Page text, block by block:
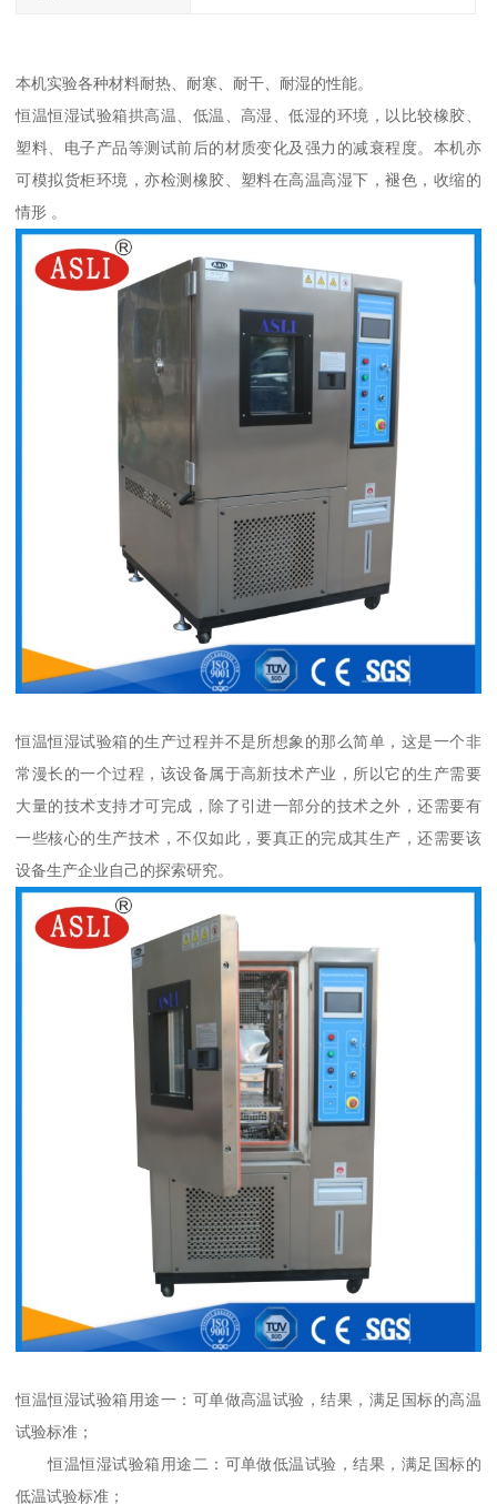
本机实验各种材料耐热、耐寒、耐干、耐湿的性能。
恒温恒湿试验箱拱高温、低温、高湿、低湿的环境，以比较橡胶、
塑料、电子产品等测试前后的材质变化及强力的减衰程度。本机亦
可模拟货柜环境，亦检测橡胶、塑料在高温高湿下，褪色，收缩的
情形 。
恒温恒湿试验箱的生产过程并不是所想象的那么简单，这是一个非
常漫长的一个过程，该设备属于高新技术产业，所以它的生产需要
大量的技术支持才可完成，除了引进一部分的技术之外，还需要有
一些核心的生产技术，不仅如此，要真正的完成其生产，还需要该
设备生产企业自己的探索研究。
恒温恒湿试验箱用途一：可单做高温试验，结果，满足国标的高温
试验标准；
恒温恒湿试验箱用途二：可单做低温试验，结果，满足国标的
低温试验标准；